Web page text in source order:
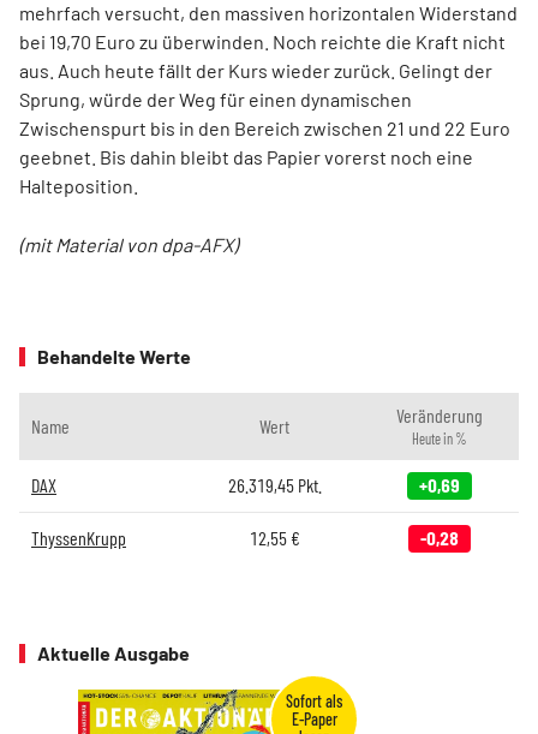
mehrfach versucht, den massiven horizontalen Widerstand
bei 19,70 Euro zu überwinden. Noch reichte die Kraft nicht
aus. Auch heute fällt der Kurs wieder zurück. Gelingt der
Sprung, würde der Weg für einen dynamischen
Zwischenspurt bis in den Bereich zwischen 21 und 22 Euro
geebnet. Bis dahin bleibt das Papier vorerst noch eine
Halteposition.
(mit Material von dpa-AFX)
Behandelte Werte
Name Wert Veränderung
Heute in %
DAX 26.319,45Pkt. +0,69
ThyssenKrupp 12,55€ -0,28
Aktuelle Ausgabe